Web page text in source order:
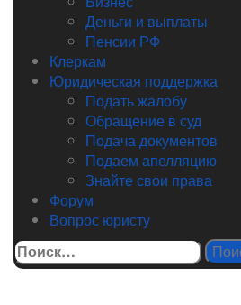
Деньги и выплаты
Пенсии РФ
Клеркам
Юридическая поддержка
Подать жалобу
Обращение в суд
Подача документов
Подаем апелляцию
Знайте свои права
Форум
Вопрос юристу
Найти: